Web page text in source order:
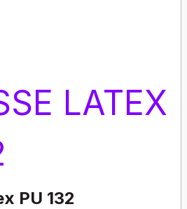
LATEX
PU 132